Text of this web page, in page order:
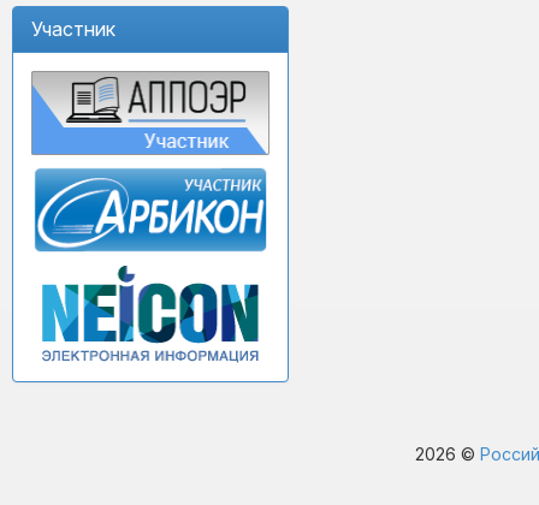
Участник
2026 ©